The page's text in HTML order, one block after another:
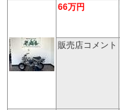
66万円
販売店コメント